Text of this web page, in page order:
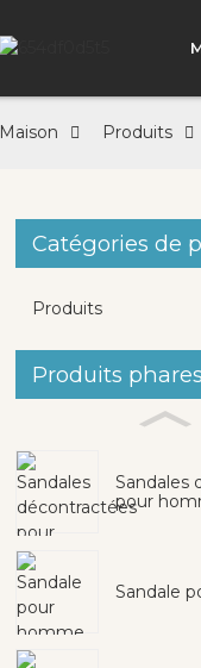
Maison Produits
Catégories de
Produits
Produits phares
Sandales
pour
Sandale
Loading...
Loading...